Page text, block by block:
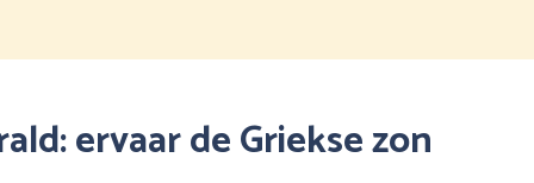
ervaar de Griekse zon